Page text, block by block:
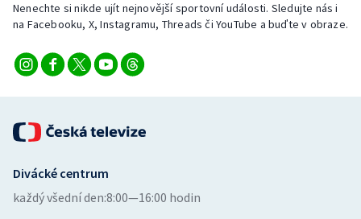
Nenechte si nikde ujít nejnovější sportovní události. Sledujte nás i
na Facebooku, X, Instagramu, Threads či YouTube a buďte v obraze.
Divácké centrum
každý všední den:8:00—16:00 hodin